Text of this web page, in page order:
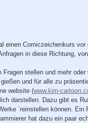
Comiczeichenkurs
in diese Richtung,
stellen und mehr
und für alle zu
website (www.kim-
darstellen. Dazu gibt es
´reinstellen können.
hat dazu ein paar